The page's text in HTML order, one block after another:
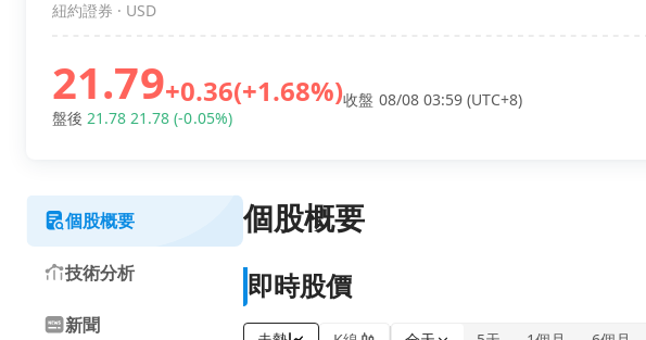
紐約證券 · USD
21.79+0.36(+1.68%)收盤 08/08 03:59 (UTC+8)
盤後21.7821.78(-0.05%)
個股概要
技術分析
新聞
個股概要
即時股價